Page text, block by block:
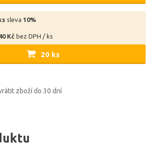
sleva 10%
Kč bez DPH / ks
20 ks
zboží do 30 dní